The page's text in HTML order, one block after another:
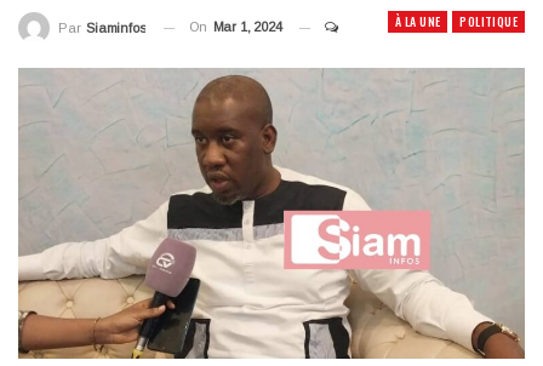
À LA UNE POLITIQUE
Par Siaminfos On Mar 1, 2024